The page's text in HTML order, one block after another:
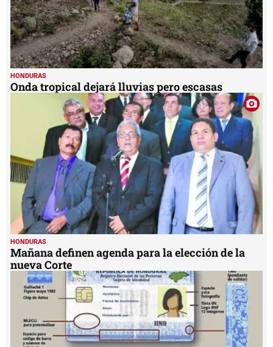
HONDURAS
Onda tropical dejará lluvias pero escasas
HONDURAS
Mañana definen agenda para la elección de la
nueva Corte